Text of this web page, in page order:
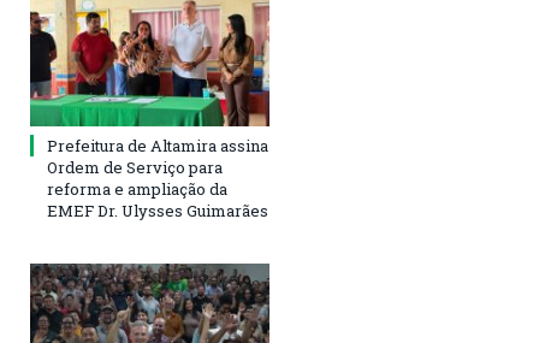
Prefeitura de Altamira assina
Ordem de Serviço para
reforma e ampliação da
EMEF Dr. Ulysses Guimarães